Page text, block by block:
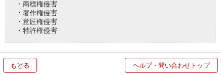
・商標権侵害
・著作権侵害
・意匠権侵害
・特許権侵害
もどる ヘルプ・問い合わせトップ